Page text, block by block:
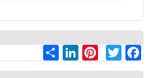
Facebook
Twitter
Pinterest
LinkedIn
分
享